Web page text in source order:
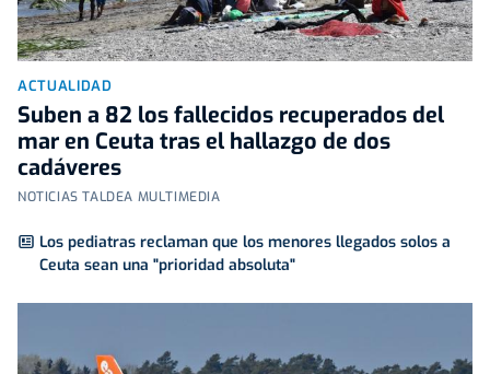
ACTUALIDAD
Suben a 82 los fallecidos recuperados del
mar en Ceuta tras el hallazgo de dos
cadáveres
NOTICIAS TALDEA MULTIMEDIA
Los pediatras reclaman que los menores llegados solos a
Ceuta sean una "prioridad absoluta"